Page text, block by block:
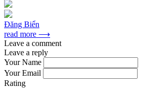
Đăng Biển
read more ⟶
Leave a comment
Leave a reply
Your Name
Your Email
Rating